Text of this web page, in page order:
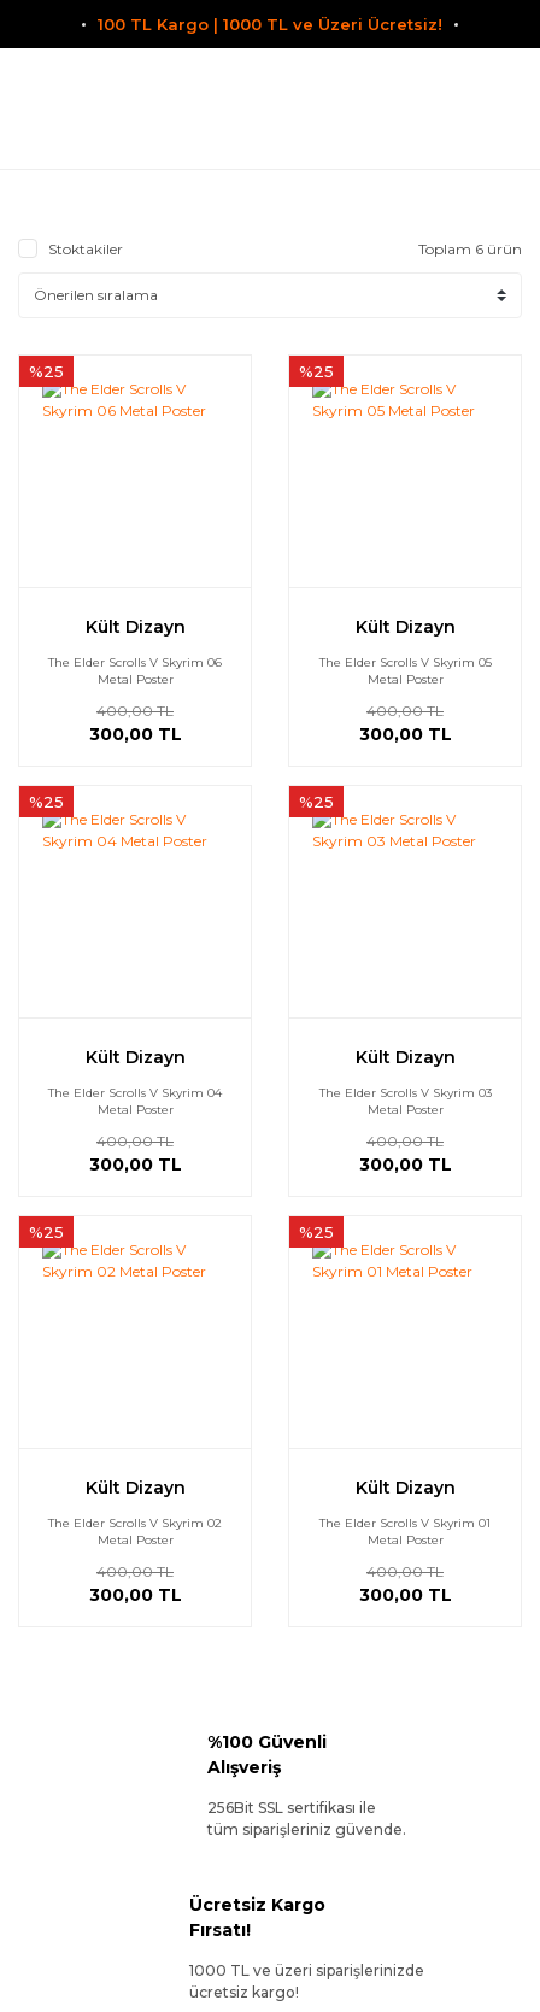
100 TL Kargo | 1000 TL ve Üzeri Ücretsiz!
Stoktakiler Toplam 6 ürün
%25
Kült Dizayn
The Elder Scrolls V Skyrim 06
Metal Poster
400,00 TL
300,00 TL
%25
Kült Dizayn
The Elder Scrolls V Skyrim 05
Metal Poster
400,00 TL
300,00 TL
%25
Kült Dizayn
The Elder Scrolls V Skyrim 04
Metal Poster
400,00 TL
300,00 TL
%25
Kült Dizayn
The Elder Scrolls V Skyrim 03
Metal Poster
400,00 TL
300,00 TL
%25
Kült Dizayn
The Elder Scrolls V Skyrim 02
Metal Poster
400,00 TL
300,00 TL
%25
Kült Dizayn
The Elder Scrolls V Skyrim 01
Metal Poster
400,00 TL
300,00 TL
%100 Güvenli
Alışveriş
256Bit SSL sertifikası ile
tüm siparişleriniz güvende.
Ücretsiz Kargo
Fırsatı!
1000 TL ve üzeri siparişlerinizde
ücretsiz kargo!